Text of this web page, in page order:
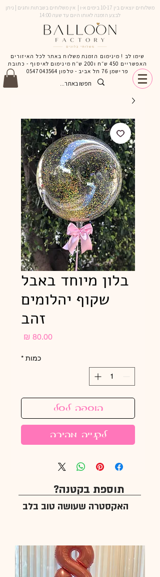
משלוחים יוצאים בין 10-17 בימים א-ו | אין משלוחים בשבתות וחגים | ניתן
לבצע הזמנה לאותו היום עד שעה 14:00
שימו לב ! מינימום הזמנת משלוח באתר לכל האיזורים
האפשריים 450 ש״ח ו200 ש״ח מינימום לאיסוף - כתובת
פרישמן 76 תל אביב - טלפון
0547043564
בלון מיוחד באבל
שקוף יהלומים
זהב
כמות *
הוספה לסל
לקנייה מהירה
תוספת בקטנה?
האקסטרה שעושה טוב בלב